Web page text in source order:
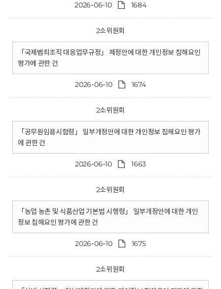
2026-06-10 1684
2소위원회
「국제범죄조직 대응업무규정」 제정안에 대한 개인정보 침해요인
평가에 관한 건
2026-06-10 1674
2소위원회
「공무원임용시험령」 일부개정안에 대한 개인정보 침해요인 평가
에 관한 건
2026-06-10 1663
2소위원회
「농업 농촌 및 식품산업 기본법 시행령」 일부개정안에 대한 개인
정보 침해요인 평가에 관한 건
2026-06-10 1675
2소위원회